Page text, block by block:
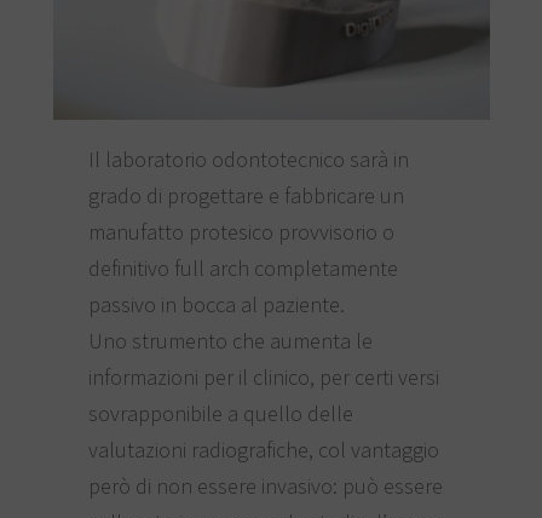
Il laboratorio odontotecnico sarà in
grado di progettare e fabbricare un
manufatto protesico provvisorio o
definitivo full arch completamente
passivo in bocca al paziente.
Uno strumento che aumenta le
informazioni per il clinico, per certi versi
sovrapponibile a quello delle
valutazioni radiografiche, col vantaggio
però di non essere invasivo: può essere